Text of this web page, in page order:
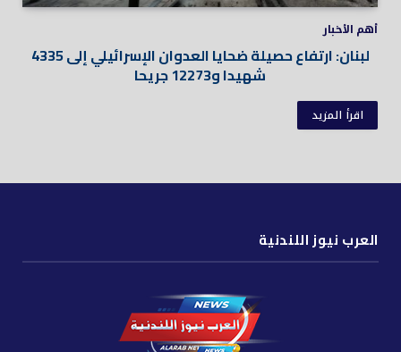
أهم الأخبار
لبنان: ارتفاع حصيلة ضحايا العدوان الإسرائيلي إلى 4335
شهيدا و12273 جريحا
اقرأ المزيد
العرب نيوز اللندنية